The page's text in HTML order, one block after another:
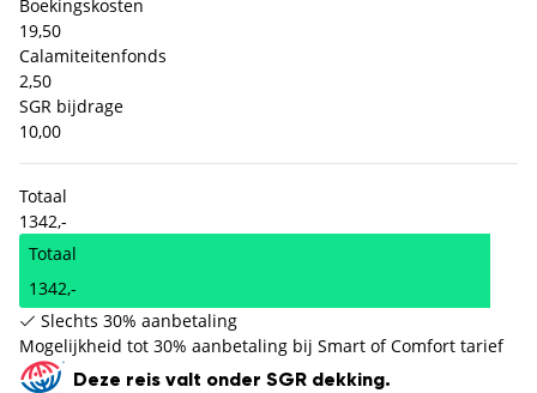
Boekingskosten
19,50
Calamiteitenfonds
2,50
SGR bijdrage
10,00
Totaal
1342,-
Totaal
1342,-
Slechts 30% aanbetaling
Mogelijkheid tot 30% aanbetaling bij Smart of Comfort tarief
Deze reis valt onder SGR dekking.